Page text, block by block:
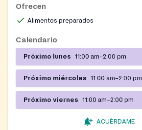
Ofrecen
Alimentos preparados
Calendario
Próximo lunes 11:00 am–2:00 pm
Próximo miércoles 11:00 am–2:00 pm
Próximo viernes 11:00 am–2:00 pm
ACUÉRDAME